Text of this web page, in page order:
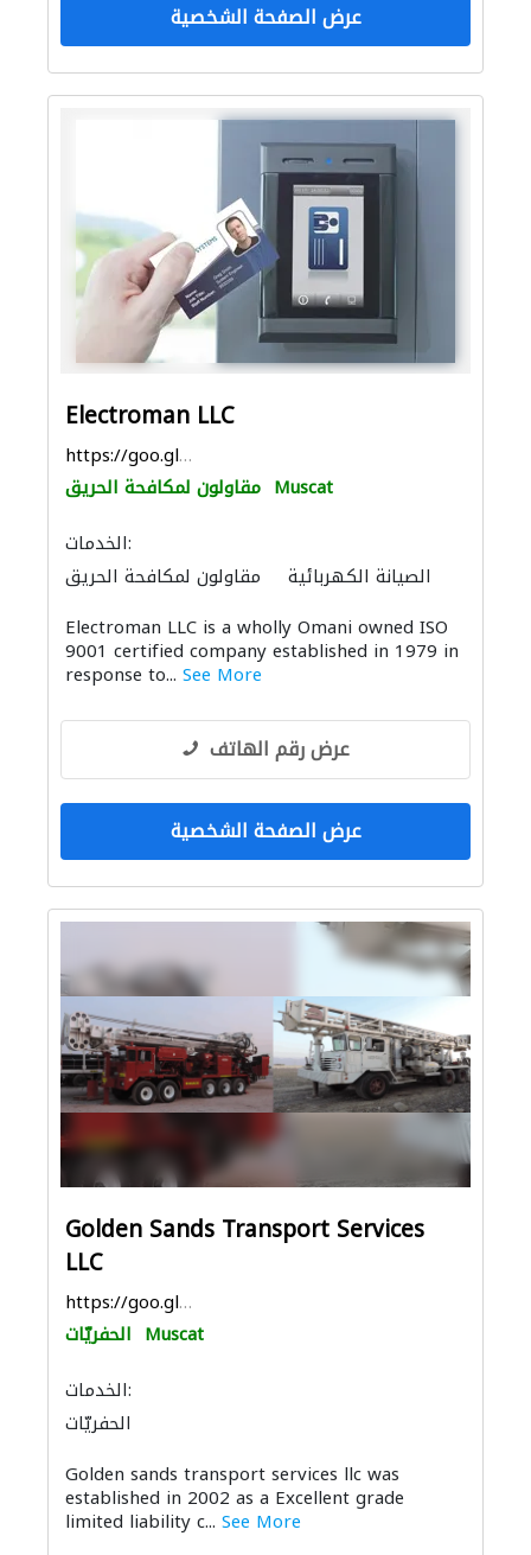
عرض الصفحة الشخصية
Electroman LLC
https://goo.gl/maps/R2rKpihUctS152zn9
مقاولون لمكافحة الحريق Muscat
الخدمات:
مقاولون لمكافحة الحريق
الصيانة الكهربائية
توصيل الكابلات وتركيب الشبكات
Electroman LLC is a wholly Omani owned ISO
9001 certified company established in 1979 in
response to... See More
عرض رقم الهاتف
عرض الصفحة الشخصية
Golden Sands Transport Services
LLC
https://goo.gl/maps/z4yeDnHDizpQtMhs8
الحفريّات Muscat
الخدمات:
الحفريّات
الصيانة الكهربائية أنظمة الاتصالات
Golden sands transport services llc was
established in 2002 as a Excellent grade
limited liability c... See More